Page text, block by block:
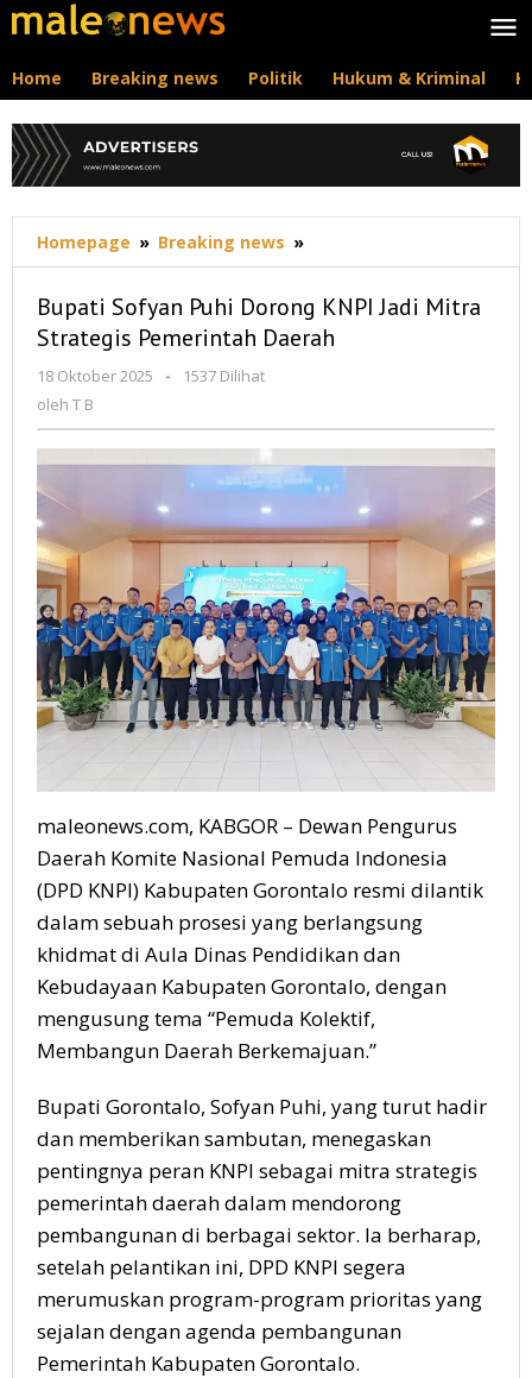
Lewati
ke
Home Breaking news Politik Hukum & Kriminal
Homepage » Breaking news »
Sofyan
Dorong
KNPI
Daerah
Bupati Sofyan Puhi Dorong KNPI Jadi Mitra
Strategis Pemerintah Daerah
18 Oktober 2025
oleh
-
1537 Dilihat
oleh T B
maleonews.com, KABGOR – Dewan Pengurus
Daerah Komite Nasional Pemuda Indonesia
(DPD KNPI) Kabupaten Gorontalo resmi dilantik
dalam sebuah prosesi yang berlangsung
khidmat di Aula Dinas Pendidikan dan
Kebudayaan Kabupaten Gorontalo, dengan
mengusung tema “Pemuda Kolektif,
Membangun Daerah Berkemajuan.”
Bupati Gorontalo, Sofyan Puhi, yang turut hadir
dan memberikan sambutan, menegaskan
pentingnya peran KNPI sebagai mitra strategis
pemerintah daerah dalam mendorong
pembangunan di berbagai sektor. Ia berharap,
setelah pelantikan ini, DPD KNPI segera
merumuskan program-program prioritas yang
sejalan dengan agenda pembangunan
Pemerintah Kabupaten Gorontalo.